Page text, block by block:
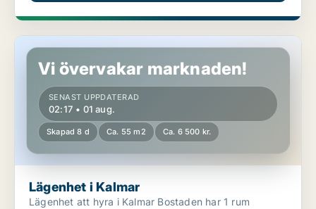
Lägenhet i Kalmar
Vi övervakar marknaden!
SENAST UPPDATERAD
02:17 • 01 aug.
Skapad 8 d Ca. 55 m2 Ca. 6 500 kr.
Lägenhet i Kalmar
Lägenhet att hyra i Kalmar Bostaden har 1 rum